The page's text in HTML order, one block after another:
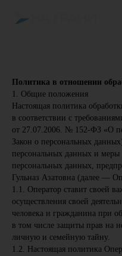
Политика в отношении
1. Общие положения
Настоящая политика
в соответствии с
от 27.07.2006. № 152-ФЗ «О
Закон о персональных
персональных данных и меры
персональных данных,
Гульназ Азатовна (далее —
1.1. Оператор ставит своей
осуществления своей
человека и гражданина при
в том числе защиты прав на
личную и семейную тайну.
1.2. Настоящая политика